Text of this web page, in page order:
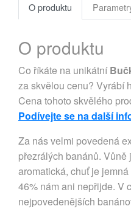
O produktu
O produktu
Co říkáte na unikátní
za skvělou cenu? Vyrábí
Cena tohoto skvělého
Podívejte se na další
Za nás velmi povedená
přezrálých banánů.
aromatická, chuť je
46% nám ani nepřijde. V
nejpovedenějších